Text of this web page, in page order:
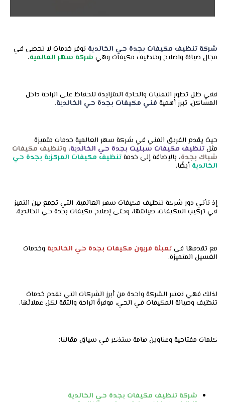
شركة تنظيف مكيفات بجدة حي الخالدية توفر خدمات لا تحصى في
مجال صيانة واصلاح وتنظيف مكيفات وهي شركة سهر العالمية.
ففي ظل تطور التقنيات والحاجة المتزايدة للحفاظ على الراحة داخل
المساكن، تبرز أهمية فني مكيفات بجدة حي الخالدية.
حيث يقدم الفريق الفني في شركة سهر العالمية خدمات متميزة
مثلتنظيف مكيفات سبليت بجدة حي الخالدية، وتنظيف مكيفات
شباك بجدة، بالإضافة إلى خدمةتنظيف مكيفات المركزية بجدة حي
الخالدية أيضًا.
إذ تأتي دور شركة تنظيف مكيفات سهر العالمية، التي تجمع بين التميز
في تركيب المكيفات، صيانتها، وحتى إصلاح مكيفات بجدة حي الخالدية.
مع تقدمها فيتعبئة فريون مكيفات بجدة حي الخالدية وخدمات
الغسيل المتميزة.
لذلك فهي تعتبر الشركة واحدة من أبرز الشركات التي تقدم خدمات
تنظيف وصيانة المكيفات في الحي، موفرةً الراحة والثقة لكل عملائها.
كلمات مفتاحية وعناوين هامة ستذكر في سياق مقالنا:
شركة تنظيف مكيفات بجدة حي الخالدية